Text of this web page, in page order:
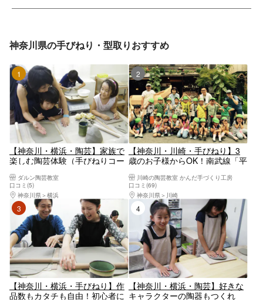
神奈川県の手びねり・型取りおすすめ
1位
【神奈川・横浜・陶芸】家族で
楽しむ陶芸体験（手びねりコー
料9％off
ダルン陶芸教室
口コミ(5)
神奈川県
横浜
2位
【神奈川・川崎・手びねり】3
歳のお子様からOK！南武線「平
自由な造形をサポートする陶芸
体験（オプションで電動ろくろ
可）
川崎の陶芸教室 かんだ手づくり工房
口コミ(69)
神奈川県
川崎
3位
【神奈川・横浜・手びねり】作
品数もカタチも自由！初心者に
4位
【神奈川・横浜・陶芸】好きな
キャラクターの陶器もつくれ